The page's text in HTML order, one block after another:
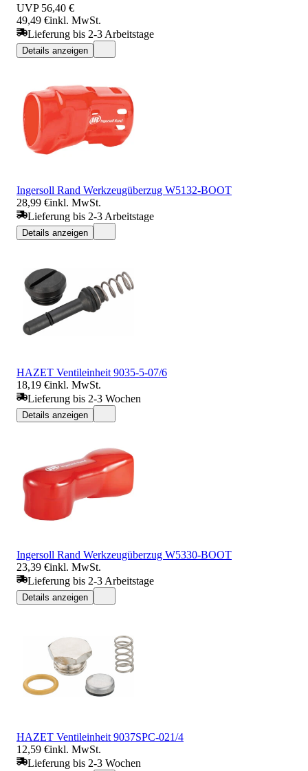
UVP 56,40 €
49,49 €inkl. MwSt.
Lieferung bis 2-3 Arbeitstage
Details anzeigen
Ingersoll Rand Werkzeugüberzug W5132-BOOT
28,99 €inkl. MwSt.
Lieferung bis 2-3 Arbeitstage
Details anzeigen
HAZET Ventileinheit 9035-5-07/6
18,19 €inkl. MwSt.
Lieferung bis 2-3 Wochen
Details anzeigen
Ingersoll Rand Werkzeugüberzug W5330-BOOT
23,39 €inkl. MwSt.
Lieferung bis 2-3 Arbeitstage
Details anzeigen
HAZET Ventileinheit 9037SPC-021/4
12,59 €inkl. MwSt.
Lieferung bis 2-3 Wochen